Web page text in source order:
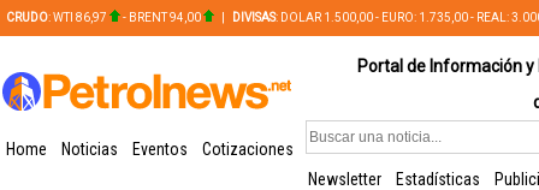
CRUDO: WTI 86,97 - BRENT 94,00 DIVISAS: DOLAR 1.500,00 - EURO: 1.735,00 - REAL:
Portal de Información
Home Noticias Eventos
Cotizaciones
Newsletter
Estadísticas